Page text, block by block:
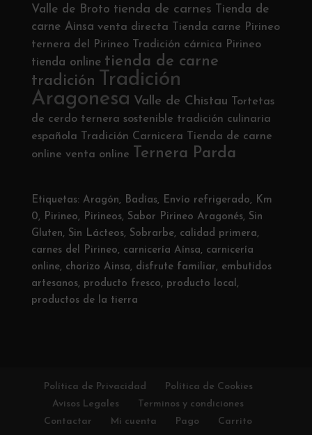
Valle de Broto tienda de carnes
Tienda de
carne Ainsa venta directa
Tienda carne Pirineo
ternera del Pirineo
Tradición cárnica Pirineo
tienda online tienda de carne
tradición
Tradición
Aragonesa Valle de Chistau
Tortetas
de cerdo ternera sostenible tradición culinaria
española
Tradición Carnicera
Tienda de carne
online venta online Ternera Parda
Etiquetas: Aragón, Badías, Envío refrigerado, Km
0, Pirineo, Pirineos, Sabor Pirineo Aragonés, Sin
Gluten, Sin Lácteos, Sobrarbe, calidad primera,
carnes del Pirineo, carnicería Aínsa, carnicería
online, chorizo Ainsa, disfrute familiar, embutidos
artesanos, producto fresco, producto local,
productos de la tierra
Política de Privacidad
Política de Cookies
Avisos Legales
Terminos y condiciones
Contactar
Mi cuenta Pago Carrito